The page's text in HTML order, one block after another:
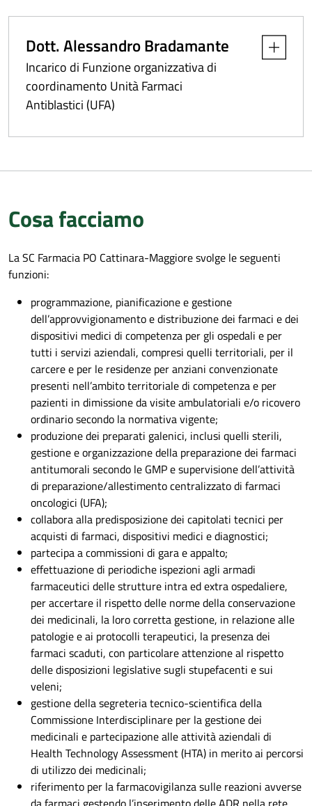
Dott. Alessandro Bradamante
Incarico di Funzione organizzativa di
coordinamento Unità Farmaci
Antiblastici (UFA)
Apri
Cosa facciamo
La SC Farmacia PO Cattinara-Maggiore svolge le seguenti
funzioni:
programmazione, pianificazione e gestione
dell’approvvigionamento e distribuzione dei farmaci e dei
dispositivi medici di competenza per gli ospedali e per
tutti i servizi aziendali, compresi quelli territoriali, per il
carcere e per le residenze per anziani convenzionate
presenti nell’ambito territoriale di competenza e per
pazienti in dimissione da visite ambulatoriali e/o ricovero
ordinario secondo la normativa vigente;
produzione dei preparati galenici, inclusi quelli sterili,
gestione e organizzazione della preparazione dei farmaci
antitumorali secondo le GMP e supervisione dell’attività
di preparazione/allestimento centralizzato di farmaci
oncologici (UFA);
collabora alla predisposizione dei capitolati tecnici per
acquisti di farmaci, dispositivi medici e diagnostici;
partecipa a commissioni di gara e appalto;
effettuazione di periodiche ispezioni agli armadi
farmaceutici delle strutture intra ed extra ospedaliere,
per accertare il rispetto delle norme della conservazione
dei medicinali, la loro corretta gestione, in relazione alle
patologie e ai protocolli terapeutici, la presenza dei
farmaci scaduti, con particolare attenzione al rispetto
delle disposizioni legislative sugli stupefacenti e sui
veleni;
gestione della segreteria tecnico-scientifica della
Commissione Interdisciplinare per la gestione dei
medicinali e partecipazione alle attività aziendali di
Health Technology Assessment (HTA) in merito ai percorsi
di utilizzo dei medicinali;
riferimento per la farmacovigilanza sulle reazioni avverse